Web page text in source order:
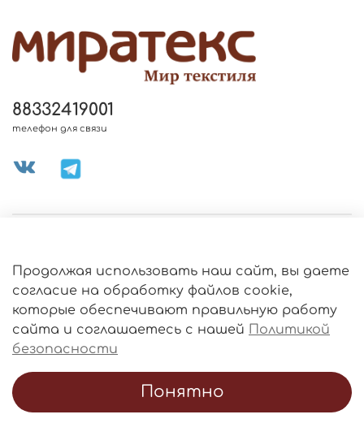
ИНФОРМАЦИЯ
О МАГАЗИНЕ
88332419001
телефон для связи
Продолжая использовать наш сайт, вы даете
согласие на обработку файлов cookie,
которые обеспечивают правильную работу
сайта и соглашаетесь с нашей Политикой
безопасности
Понятно
Политика
обработки